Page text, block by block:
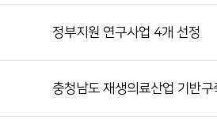
정부지원 연구사업 4개 선정
충청남도 재생의료산업 기반구